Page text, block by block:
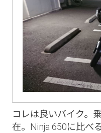
コレは良いバイク。
在。Ninja 650に比べ